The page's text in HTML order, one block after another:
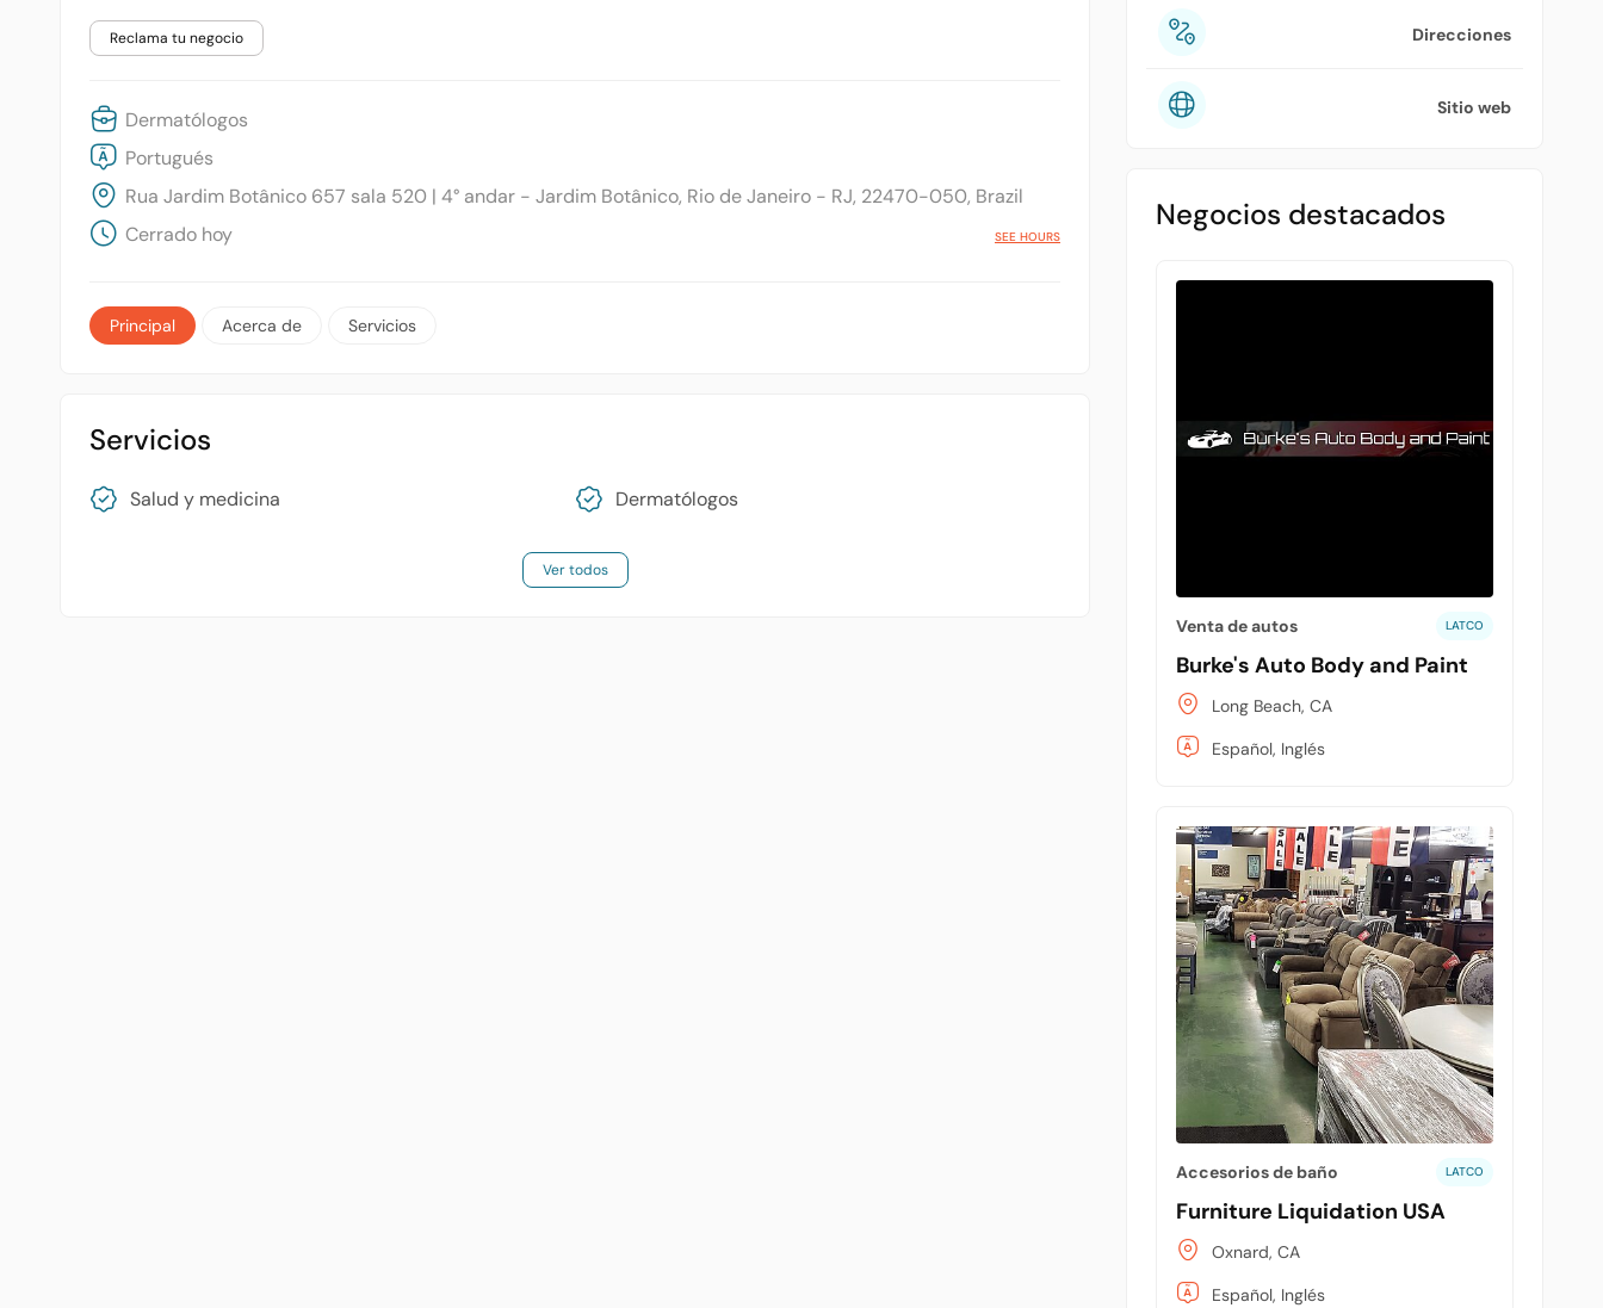
Reclama tu negocio
Dermatólogos
Portugués
Rua Jardim Botânico 657 sala 520 | 4° andar - Jardim Botânico, Rio de Janeiro - RJ, 22470-050, Brazil
Cerrado hoy
SEE HOURS
Principal Acerca de Servicios
Servicios
Salud y medicina Dermatólogos
Ver todos
Direcciones
Sitio web
Negocios destacados
Venta de autos LATCO
Burke's Auto Body and Paint
Long Beach, CA
Español, Inglés
Accesorios de baño LATCO
Furniture Liquidation USA
Oxnard, CA
Español, Inglés